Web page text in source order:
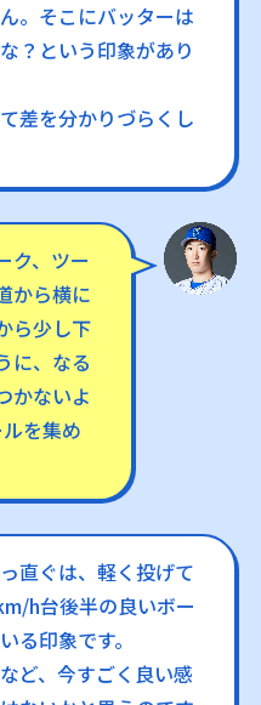
。そこにバッターは
？という印象があり
差を分かりづらくし
ク、ツー
から横に
ら少し下
に、なる
かないよ
を集め
直ぐは、軽く投げて
h台後半の良いボー
る印象です。
ど、今すごく良い感